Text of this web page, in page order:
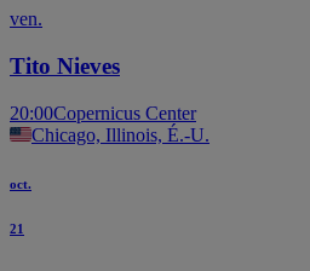
ven.
Tito Nieves
20:00Copernicus Center
Chicago, Illinois, É.-U.
oct.
21